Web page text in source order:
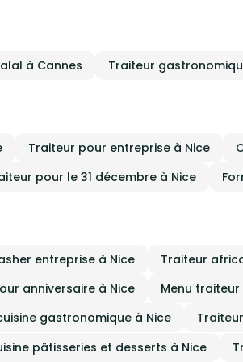
lieu, à vos
afin
à Cannes Traiteur
Traiteur pour entreprise à Nice
pour le 31 décembre à Nice
entreprise à Nice
Traiteur
anniversaire à Nice Menu
gastronomique à Nice
pâtisseries et desserts à Nice